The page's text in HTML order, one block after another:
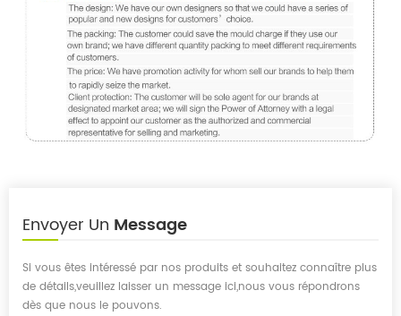
Envoyer Un Message
Si vous êtes intéressé par nos produits et souhaitez connaître plus
de détails,veuillez laisser un message ici,nous vous répondrons
dès que nous le pouvons.